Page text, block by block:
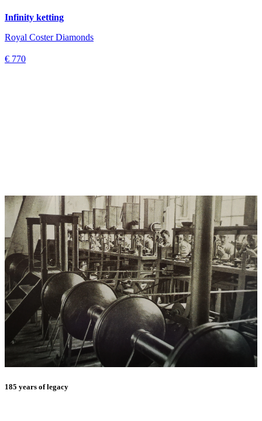
Infinity ketting
Royal Coster Diamonds
€ 770
185 years of legacy